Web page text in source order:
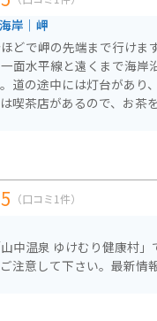
岸｜岬
どで岬の先端まで行けま
面水平線と遠くまで海岸
道の途中には灯台があり
喫茶店があるので、お茶
5 （口コミ1件）
中温泉 ゆけむり健康村」
注意して下さい。最新情